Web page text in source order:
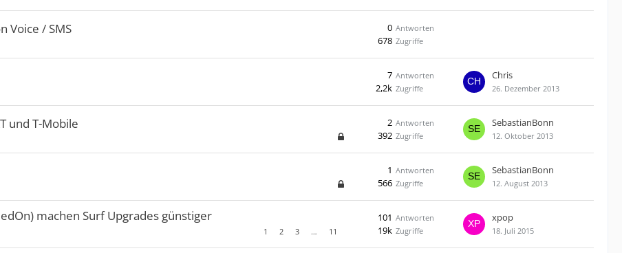
Voice / SMS Antworten
0
Zugriffe
678
Antworten
7
Zugriffe
2,2k
Chris
26. Dezember 2013
und T-Mobile Antworten
2
Zugriffe
392
SebastianBonn
12. Oktober 2013
Antworten
1
Zugriffe
566
SebastianBonn
12. August 2013
machen Surf Upgrades günstiger
1 2 3 … 11
Antworten
101
Zugriffe
19k
xpop
18. Juli 2015